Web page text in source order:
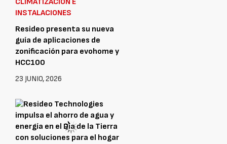
INSTALACIONES
Resideo presenta su nueva
guía de aplicaciones de
zonificación para evohome y
HCC100
23 JUNIO, 2026